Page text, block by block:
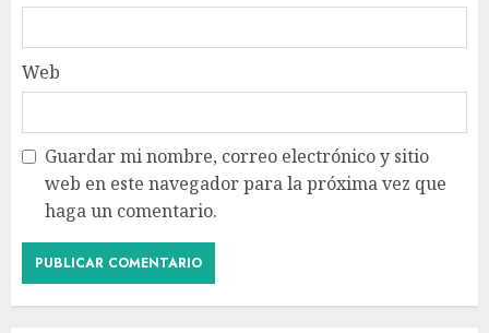
Web
Guardar mi nombre, correo electrónico y sitio
web en este navegador para la próxima vez que
haga un comentario.